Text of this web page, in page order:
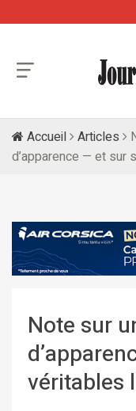
Accueil Articles
d’apparence — et sur
Note sur
véritables